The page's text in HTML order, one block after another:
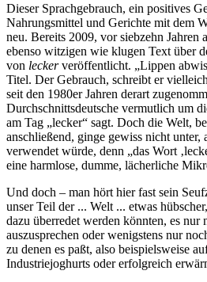
Dieser Sprachgebrauch, ein positives
Nahrungsmittel und Gerichte mit dem
neu. Bereits 2009, vor siebzehn Jahren
ebenso witzigen wie klugen Text über
von leckerveröffentlicht. „Lippen
Titel. Der Gebrauch, schreibt er
seit den 1980er Jahren derart
Durchschnittsdeutsche vermutlich um
am Tag „lecker“ sagt. Doch die Welt,
anschließend, ginge gewiss nicht unter,
verwendet würde, denn „das Wort
eine harmlose, dumme, lächerliche
Und doch – man hört hier fast sein
unser Teil der ... Welt ... etwas
dazu überredet werden könnten, es nur
auszusprechen oder wenigstens nur
zu denen es paßt, also beispielsweise
Industriejoghurts oder erfolgreich